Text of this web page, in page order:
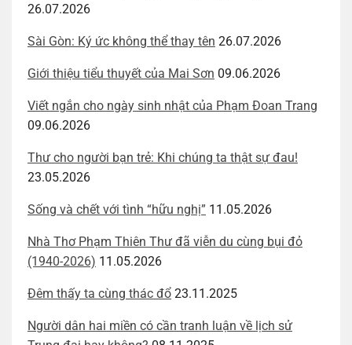
26.07.2026
Sài Gòn: Ký ức không thể thay tên 26.07.2026
Giới thiệu tiểu thuyết của Mai Sơn 09.06.2026
Viết ngắn cho ngày sinh nhật của Phạm Đoan Trang
09.06.2026
Thư cho người bạn trẻ: Khi chúng ta thật sự đau!
23.05.2026
Sống và chết với tình “hữu nghị” 11.05.2026
Nhà Thơ Phạm Thiên Thư đã viễn du cùng bụi đỏ
(1940-2026) 11.05.2026
Đêm thấy ta cùng thác đổ 23.11.2025
Người dân hai miền có cần tranh luận về lịch sử